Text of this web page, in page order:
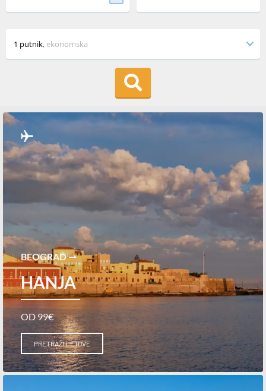
1 putnik, ekonomska
BEOGRAD ⇀
HANJA
OD 99€
PRETRAŽI LETOVE